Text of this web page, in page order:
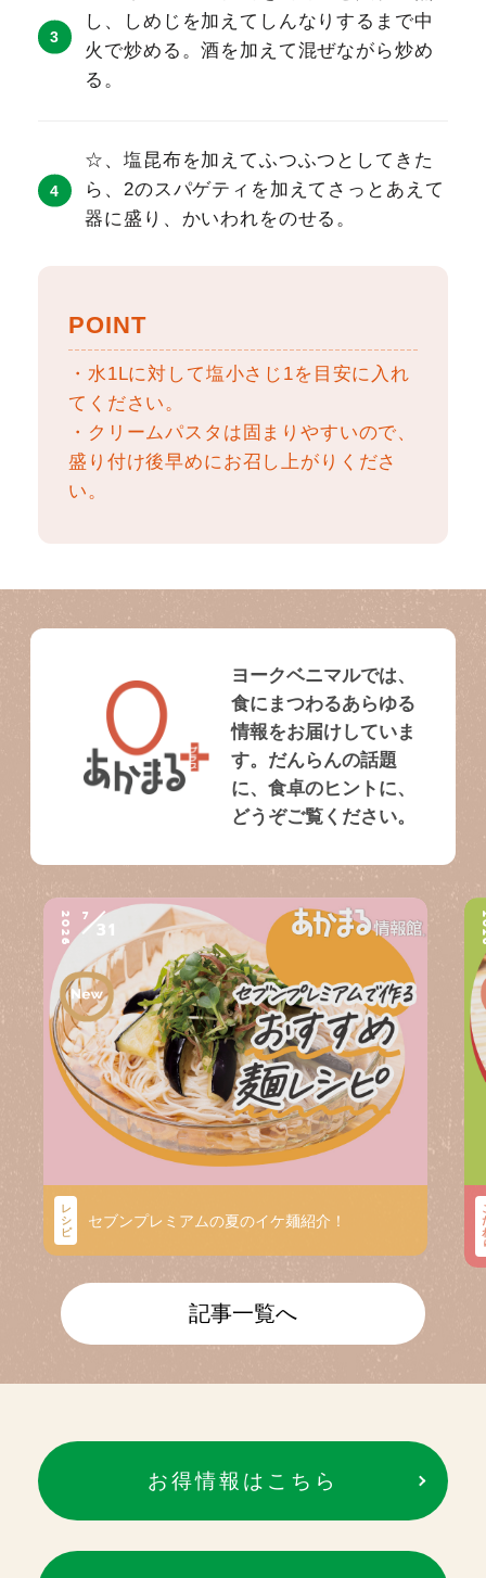
し、しめじを加えてしんなりするまで中
火で炒める。酒を加えて混ぜながら炒め
る。
☆、塩昆布を加えてふつふつとしてきた
ら、2のスパゲティを加えてさっとあえて
器に盛り、かいわれをのせる。
POINT
・水1Lに対して塩小さじ1を目安に入れ
てください。
・クリームパスタは固まりやすいので、
盛り付け後早めにお召し上がりくださ
い。
ヨークベニマルでは、
食にまつわるあらゆる
情報をお届けしていま
す。だんらんの話題
に、食卓のヒントに、
どうぞご覧ください。
2026 7
31
レ
シ
ピ
セブンプレミアムの夏のイケ麺紹介！
記事一覧へ
お得情報はこちら